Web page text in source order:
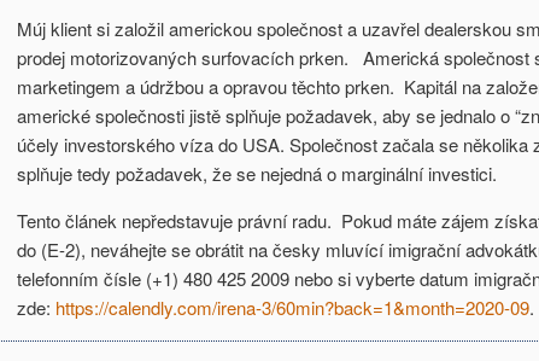
Múj klient si založil americkou společnost a uzavřel dealerskou
prodej motorizovaných surfovacích prken. Americká společnost
marketingem a údržbou a opravou těchto prken. Kapitál na
americké společnosti jistě splňuje požadavek, aby se jednalo o
účely investorského víza do USA. Společnost začala se několika
splňuje tedy požadavek, že se nejedná o marginální investici.
Tento článek nepředstavuje právní radu. Pokud máte zájem
do (E-2), neváhejte se obrátit na česky mluvící imigrační
telefonním čísle (+1) 480 425 2009 nebo si vyberte datum
zde: https://calendly.com/irena-3/60min?back=1&month=2020-09.